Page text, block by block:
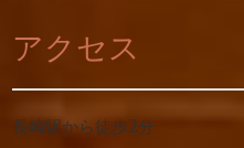
アクセス
長崎駅から徒歩2分